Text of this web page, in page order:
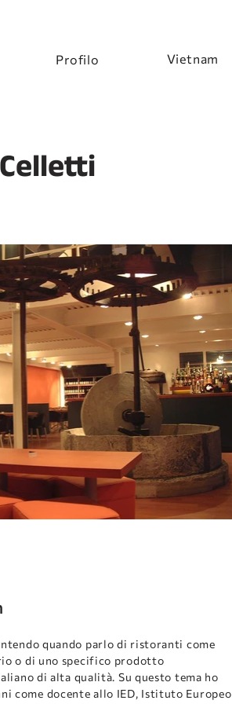
Profilo Vietnam
quando parlo di ristoranti come
o di uno specifico prodotto
di alta qualità. Su questo tema ho
come docente allo IED, Istituto Europeo